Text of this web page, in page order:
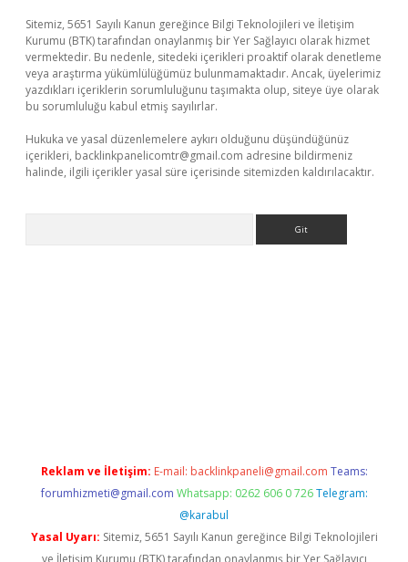
Sitemiz, 5651 Sayılı Kanun gereğince Bilgi Teknolojileri ve İletişim
Kurumu (BTK) tarafından onaylanmış bir Yer Sağlayıcı olarak hizmet
vermektedir. Bu nedenle, sitedeki içerikleri proaktif olarak denetleme
veya araştırma yükümlülüğümüz bulunmamaktadır. Ancak, üyelerimiz
yazdıkları içeriklerin sorumluluğunu taşımakta olup, siteye üye olarak
bu sorumluluğu kabul etmiş sayılırlar.
Hukuka ve yasal düzenlemelere aykırı olduğunu düşündüğünüz
içerikleri, backlinkpanelicomtr@gmail.com adresine bildirmeniz
halinde, ilgili içerikler yasal süre içerisinde sitemizden kaldırılacaktır.
Reklam ve İletişim: E-mail: backlinkpaneli@gmail.com Teams:
forumhizmeti@gmail.com Whatsapp: 0262 606 0 726 Telegram:
@karabul
Yasal Uyarı: Sitemiz, 5651 Sayılı Kanun gereğince Bilgi Teknolojileri
ve İletişim Kurumu (BTK) tarafından onaylanmış bir Yer Sağlayıcı